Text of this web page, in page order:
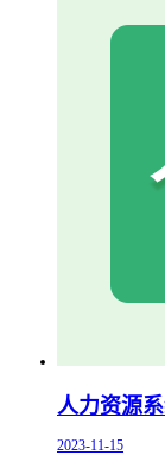
人力资源
2023-11-15